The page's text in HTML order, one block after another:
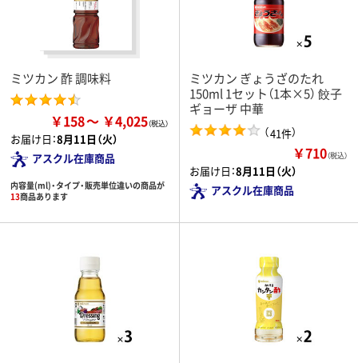
ミツカン 酢 調味料
￥158 ￥4,025
お届け日：8月11日（火）
アスクル在庫商品
内容量(ml)・タイプ・販売単位違いの商品が
13商品あります
ミツカン ぎょうざのたれ
150ml 1セット（1本×5） 餃子
ギョーザ 中華
（41件）
￥710（税込）
お届け日：8月11日（火）
アスクル在庫商品